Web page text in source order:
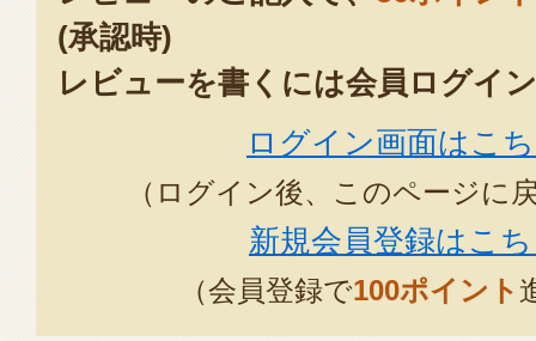
(承認時)
レビューを書くには会員ログイ
ログイン画面はこ
（ログイン後、このページに
新規会員登録はこ
（会員登録で100ポイント